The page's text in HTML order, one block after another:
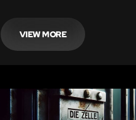
Butcher' befindet, welcher in den
Straßen Freibergs sein Unwesen
treibt. Die Uhr tickt.
VIEW MORE